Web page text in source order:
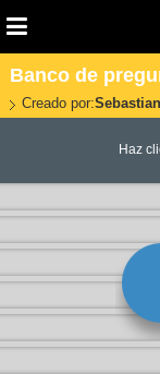
Banco de
Creado por:Sebastian
Haz